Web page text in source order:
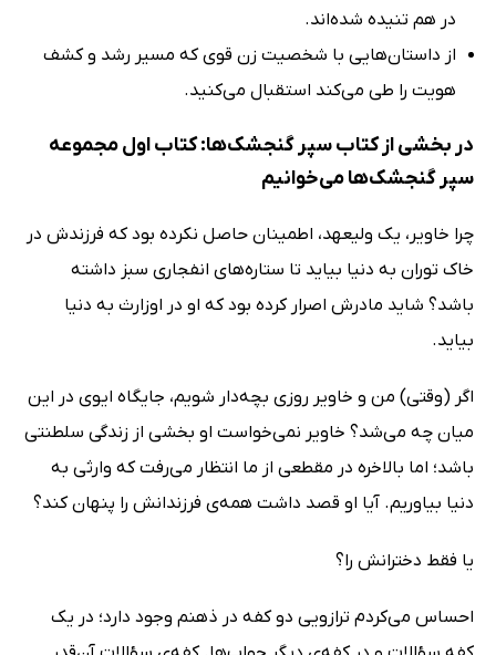
در هم تنیده شده‌اند.
از داستان‌هایی با شخصیت زن قوی که مسیر رشد و کشف
هویت را طی می‌کند استقبال می‌کنید.
در بخشی از کتاب سپر گنجشک‌ها: کتاب اول مجموعه
سپر گنجشک‌ها می‌خوانیم
چرا خاویر، یک ولیعهد، اطمینان حاصل نکرده بود که فرزندش در
خاک توران به دنیا بیاید تا ستاره‌های انفجاری سبز داشته
باشد؟ شاید مادرش اصرار کرده بود که او در اوزارث به دنیا
بیاید.
اگر (وقتی) من و خاویر روزی بچه‌دار شویم، جایگاه ایوی در این
میان چه می‌شد؟ خاویر نمی‌خواست او بخشی از زندگی سلطنتی
باشد؛ اما بالاخره در مقطعی از ما انتظار می‌رفت که وارثی به
دنیا بیاوریم. آیا او قصد داشت همه‌ی فرزندانش را پنهان کند؟
یا فقط دخترانش را؟
احساس می‌کردم ترازویی دو کفه در ذهنم وجود دارد؛ در یک